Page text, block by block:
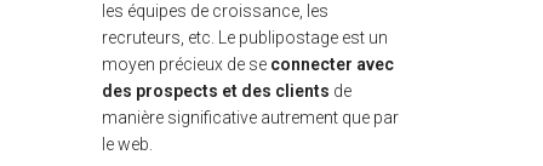
les équipes de croissance, les
recruteurs, etc. Le publipostage est un
moyen précieux de se connecter avec
des prospects et des clients de
manière significative autrement que par
le web.